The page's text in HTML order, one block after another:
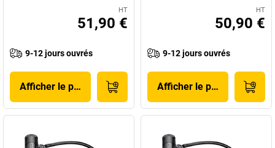
HT
51,90 €
9-12 jours ouvrés
Afficher le produit
HT
50,90 €
9-12 jours ouvrés
Afficher le produit